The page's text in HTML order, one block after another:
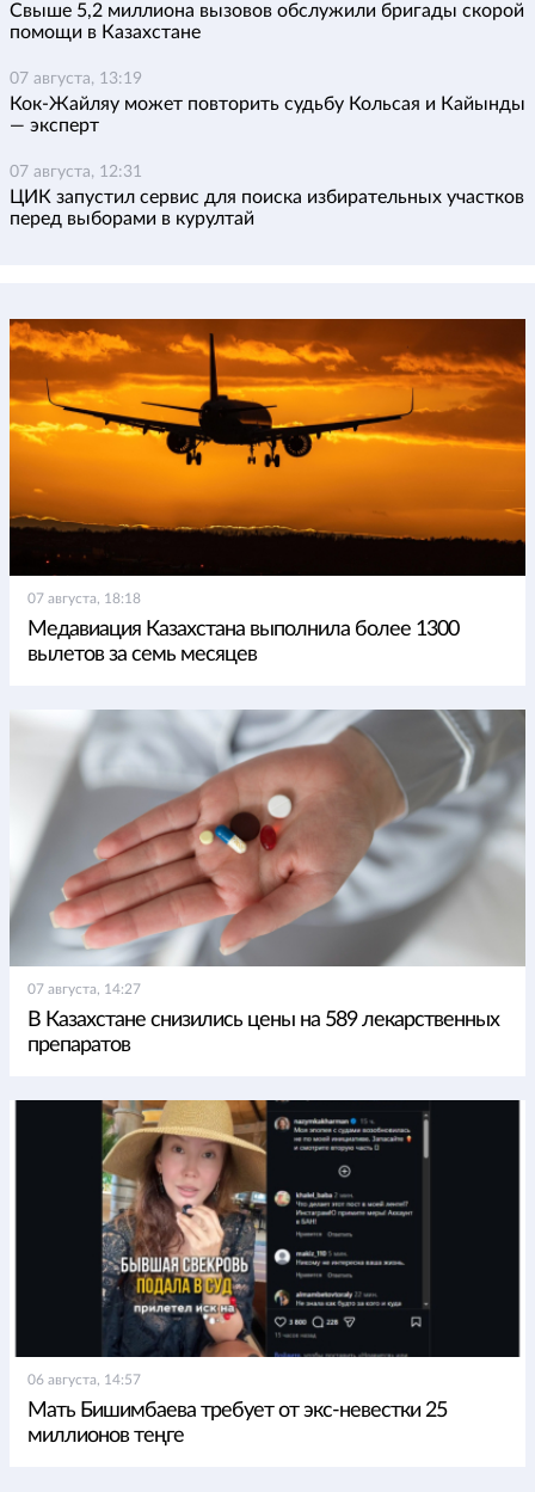
Свыше 5,2 миллиона вызовов обслужили бригады скорой
помощи в Казахстане
07 августа, 13:19
Кок-Жайляу может повторить судьбу Кольсая и Кайынды
— эксперт
07 августа, 12:31
ЦИК запустил сервис для поиска избирательных участков
перед выборами в курултай
07 августа, 18:18
Медавиация Казахстана выполнила более 1300
вылетов за семь месяцев
07 августа, 14:27
В Казахстане снизились цены на 589 лекарственных
препаратов
06 августа, 14:57
Мать Бишимбаева требует от экс-невестки 25
миллионов теңге